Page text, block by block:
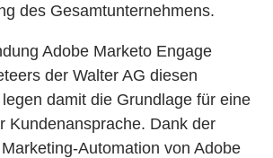
des Gesamtunternehmens.
Adobe Marketo Engage
der Walter AG diesen
damit die Grundlage für eine
Kundenansprache. Dank der
Automation von Adobe